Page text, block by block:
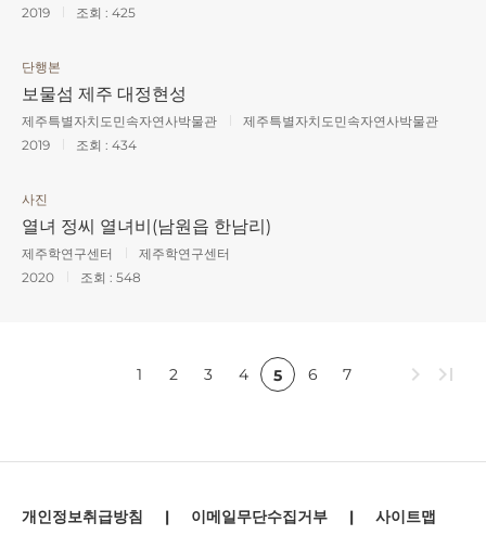
2019
조회 : 425
단행본
보물섬 제주 대정현성
제주특별자치도민속자연사박물관
제주특별자치도민속자연사박물관
2019
조회 : 434
사진
열녀 정씨 열녀비(남원읍 한남리)
제주학연구센터
제주학연구센터
2020
조회 : 548
1 2 3 4 5 6 7 chevron_right last_page
개인정보취급방침 | 이메일무단수집거부 | 사이트맵